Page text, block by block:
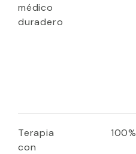
médico
duradero
Terapia
con
100%